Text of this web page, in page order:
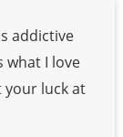
addictive
what I love
your luck at